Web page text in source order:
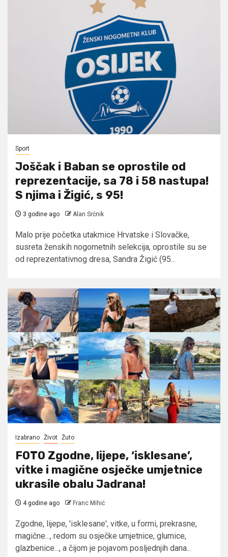
Sport
Joščak i Baban se oprostile od
reprezentacije, sa 78 i 58 nastupa!
S njima i Žigić, s 95!
3 godine ago Alan Srčnik
Malo prije početka utakmice Hrvatske i Slovačke,
susreta ženskih nogometnih selekcija, oprostile su se
od reprezentativnog dresa, Sandra Žigić (95...
Izabrano Život Žuto
FOTO Zgodne, lijepe, ‘isklesane’,
vitke i magične osječke umjetnice
ukrasile obalu Jadrana!
4 godine ago Franc Mihić
Zgodne, lijepe, 'isklesane', vitke, u formi, prekrasne,
magične..., redom su osječke umjetnice, glumice,
glazbenice..., a čijom je pojavom posljednjih dana...